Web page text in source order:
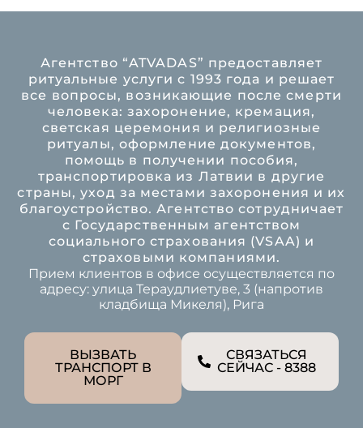
Агентство “ATVADAS” предоставляет
ритуальные услуги с 1993 года и решает
все вопросы, возникающие после смерти
человека: захоронение, кремация,
светская церемония и религиозные
ритуалы, оформление документов,
помощь в получении пособия,
транспортировка из Латвии в другие
страны, уход за местами захоронения и их
благоустройство. Агентство сотрудничает
с Государственным агентством
социального страхования (VSAA) и
страховыми компаниями.
Прием клиентов в офисе осуществляется по
адресу: улица Тераудлиетуве, 3 (напротив
кладбища Микеля), Рига
ВЫЗВАТЬ
ТРАНСПОРТ В
МОРГ
СВЯЗАТЬСЯ
СЕЙЧАС - 8388